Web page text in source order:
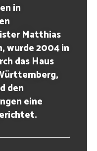
in
Matthias
wurde 2004 in
das Haus
den
eine